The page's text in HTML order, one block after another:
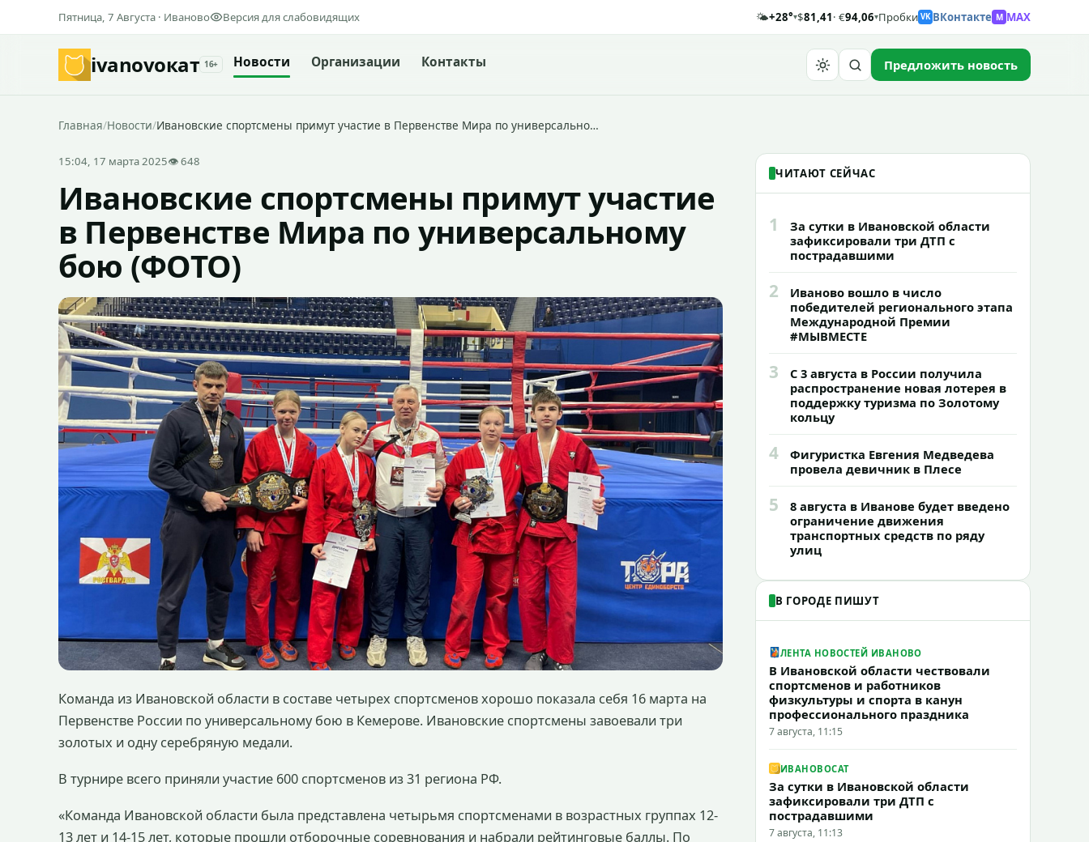
Пятница, 7 Августа · Иваново Версия для слабовидящих 🌤️+28°▾$81,41· €94,06▾Пробки VK ВКонтакте M MAX
ivanovoкат 16+ Новости Организации Контакты Предложить новость
Главная/Новости/Ивановские спортсмены примут участие в Первенстве Мира по универсально…
15:04, 17 марта 2025👁 648
Ивановские спортсмены примут участие
в Первенстве Мира по универсальному
бою (ФОТО)
Команда из Ивановской области в составе четырех спортсменов хорошо показала себя 16 марта на
Первенстве России по универсальному бою в Кемерове. Ивановские спортсмены завоевали три
золотых и одну серебряную медали.
В турнире всего приняли участие 600 спортсменов из 31 региона РФ.
«Команда Ивановской области была представлена четырьмя спортсменами в возрастных группах 12-
13 лет и 14-15 лет, которые прошли отборочные соревнования и набрали рейтинговые баллы. По
ЧИТАЮТ СЕЙЧАС
1
За сутки в Ивановской области
зафиксировали три ДТП с
пострадавшими
2
Иваново вошло в число
победителей регионального этапа
Международной Премии
#МЫВМЕСТЕ
3
С 3 августа в России получила
распространение новая лотерея в
поддержку туризма по Золотому
кольцу
4
Фигуристка Евгения Медведева
провела девичник в Плесе
5
8 августа в Иванове будет введено
ограничение движения
транспортных средств по ряду
улиц
В ГОРОДЕ ПИШУТ
ЛЕНТА НОВОСТЕЙ ИВАНОВО
В Ивановской области чествовали
спортсменов и работников
физкультуры и спорта в канун
профессионального праздника
7 августа, 11:15
ИВАНОВОCAT
За сутки в Ивановской области
зафиксировали три ДТП с
пострадавшими
7 августа, 11:13